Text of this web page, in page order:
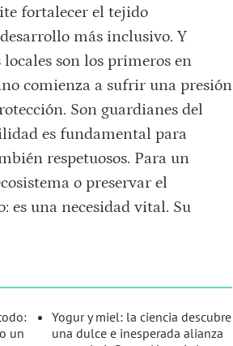
fortalecer el tejido
más inclusivo. Y
son los primeros en
comienza a sufrir una presión
Son guardianes del
es fundamental para
respetuosos. Para un
o preservar el
es una necesidad vital. Su
un
Yogur y miel: la ciencia descubre
una dulce e inesperada alianza